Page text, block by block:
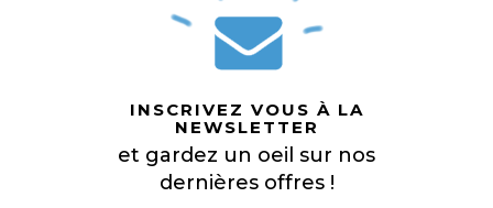
INSCRIVEZ VOUS À LA
NEWSLETTER
et gardez un oeil sur nos
dernières offres !